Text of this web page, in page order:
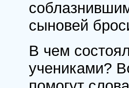
сыновей
В чем
учениками?